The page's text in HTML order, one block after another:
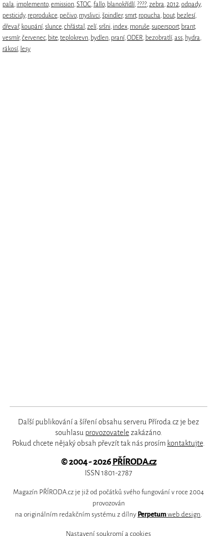
pala, implemento,emission,STOC,fallo, blanokřídlí, ????,zebra,2012,odpady,
pesticidy, reprodukce, pečivo, myslivci,špindler,smrt, ropucha, bout, bezlesí,
dřevař, koupání,slunce,chřástal ,zelí,sršni, index, moruše,supersport, brant,
vesmír,červenec, bite,teplokrevn, bydlen, praní,ODER, bezobratlí,ass, hydra,
rákosí, lesy
Další publikování a šíření obsahu serveru Příroda.cz je bez
souhlasu provozovatele zakázáno.
Pokud chcete nějaký obsah převzít tak nás prosím kontaktujte.
© 2004 - 2026PŘÍRODA.cz
ISSN 1801-2787
Magazín PŘÍRODA.cz je již od počátků svého fungování v roce 2004
provozován
na originálním redakčním systému z dílny Perpetum web design
Nastavení soukromí a cookies